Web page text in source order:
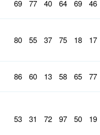
69 77 40 64 69 46
80 55 37 75 18 17
86 60 13 58 65 77
53 31 72 97 50 19